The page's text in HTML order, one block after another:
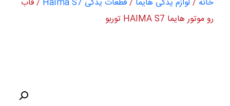
خانه / لوازم یدکی هایما /قطعات یدکی Haima S7
/ قاب
رو موتور هایما HAIMA S7 توربو